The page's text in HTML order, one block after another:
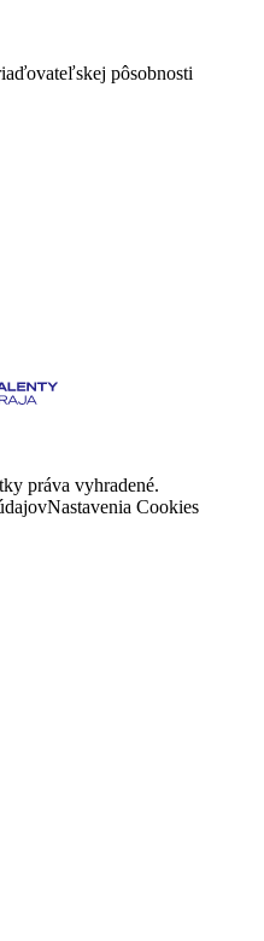
pôsobnosti
práva vyhradené.
Nastavenia Cookies